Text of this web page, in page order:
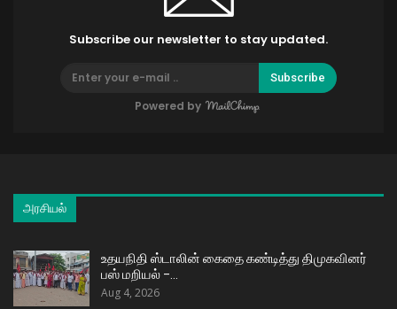
Subscribe our newsletter to stay updated.
Subscribe
Powered by
அரசியல்
உதயநிதி ஸ்டாலின் கைதை கண்டித்து திமுகவினர்
பஸ் மறியல் –…
Aug 4, 2026